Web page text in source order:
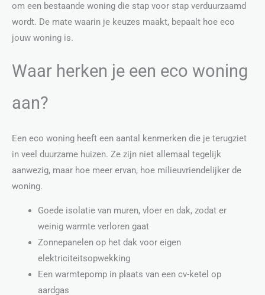
om een bestaande woning die stap voor stap verduurzaamd
wordt. De mate waarin je keuzes maakt, bepaalt hoe eco
jouw woning is.
Waar herken je een eco woning
aan?
Een eco woning heeft een aantal kenmerken die je terugziet
in veel duurzame huizen. Ze zijn niet allemaal tegelijk
aanwezig, maar hoe meer ervan, hoe milieuvriendelijker de
woning.
Goede isolatie van muren, vloer en dak, zodat er
weinig warmte verloren gaat
Zonnepanelen op het dak voor eigen
elektriciteitsopwekking
Een warmtepomp in plaats van een cv-ketel op
aardgas